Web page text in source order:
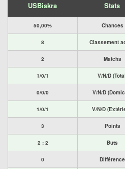
USBiskra Stats
50,00% Chances
8 Classement
2 Matchs
1/0/1 V/N/D
0/0/0 V/N/D
1/0/1 V/N/D
3 Points
2 : 2 Buts
0 Différence